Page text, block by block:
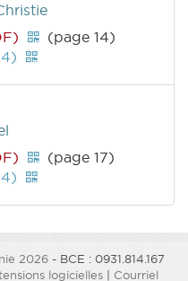
(page 14)
(page 17)
2026 - BCE : 0931.814.167
logicielles| Courriel